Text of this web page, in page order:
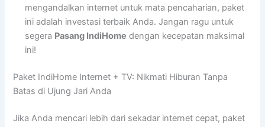
mengandalkan internet untuk mata pencaharian, paket
ini adalah investasi terbaik Anda. Jangan ragu untuk
segera Pasang IndiHome dengan kecepatan maksimal
ini!
Paket IndiHome Internet + TV: Nikmati Hiburan Tanpa
Batas di Ujung Jari Anda
Jika Anda mencari lebih dari sekadar internet cepat, paket